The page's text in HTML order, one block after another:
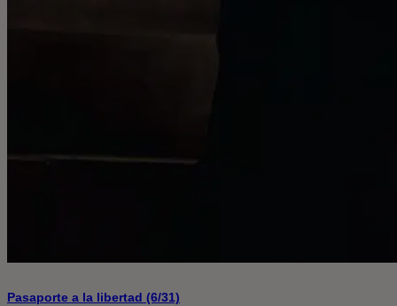
Pasaporte a la libertad (6/31)